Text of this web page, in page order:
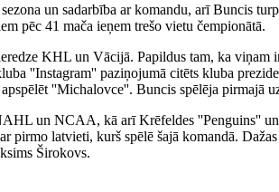
un sadarbība ar komandu, arī Buncis
pēc 41 mača ieņem trešo vietu čempionātā.
KHL un Vācijā. Papildus tam, ka
''Instagram'' paziņojumā citēts kluba
''Michalovce''. Buncis spēlēja pirmajā
un NCAA, kā arī Krēfeldes ''Penguins''
pirmo latvieti, kurš spēlē šajā komandā.
Širokovs.